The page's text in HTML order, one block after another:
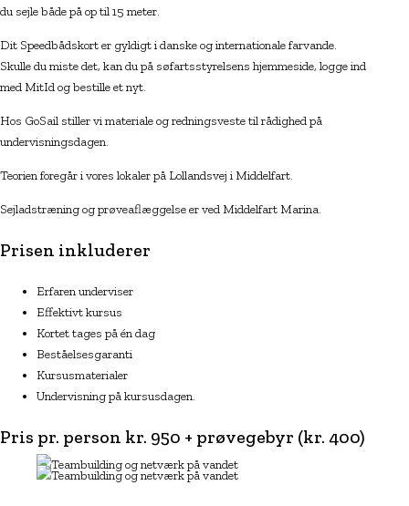
du sejle både på op til 15 meter.
Dit Speedbådskort er gyldigt i danske og internationale farvande.
Skulle du miste det, kan du på søfartsstyrelsens hjemmeside, logge ind
med MitId og bestille et nyt.
Hos GoSail stiller vi materiale og redningsveste til rådighed på
undervisningsdagen.
Teorien foregår i vores lokaler på Lollandsvej i Middelfart.
Sejladstræning og prøveaflæggelse er ved Middelfart Marina.
Prisen inkluderer
Erfaren underviser
Effektivt kursus
Kortet tages på én dag
Beståelsesgaranti
Kursusmaterialer
Undervisning på kursusdagen.
Pris pr. person kr. 950 + prøvegebyr (kr. 400)